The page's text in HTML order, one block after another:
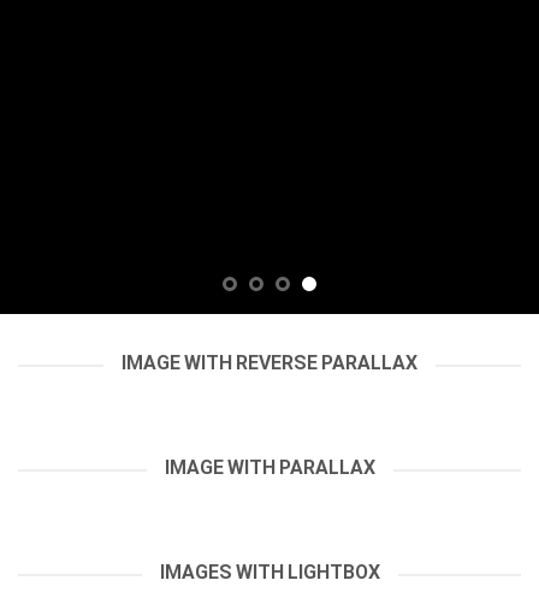
IMAGE WITH REVERSE PARALLAX
IMAGE WITH PARALLAX
IMAGES WITH LIGHTBOX